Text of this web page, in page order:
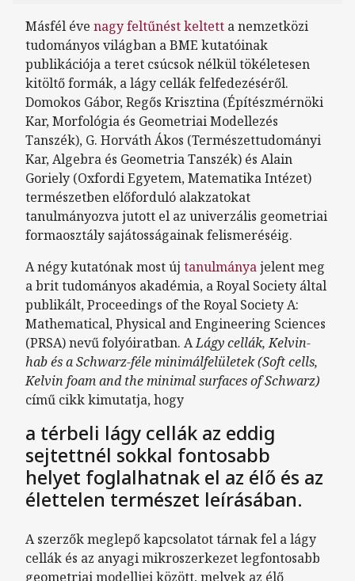
Másfél éve nagy feltűnést keltett a nemzetközi
tudományos világban a BME kutatóinak
publikációja a teret csúcsok nélkül tökéletesen
kitöltő formák, a lágy cellák felfedezéséről.
Domokos Gábor, Regős Krisztina (Építészmérnöki
Kar, Morfológia és Geometriai Modellezés
Tanszék), G. Horváth Ákos (Természettudományi
Kar, Algebra és Geometria Tanszék) és Alain
Goriely (Oxfordi Egyetem, Matematika Intézet)
természetben előforduló alakzatokat
tanulmányozva jutott el az univerzális geometriai
formaosztály sajátosságainak felismeréséig.
A négy kutatónak most új tanulmányajelent meg
a brit tudományos akadémia, a Royal Society által
publikált, Proceedings of the Royal Society A:
Mathematical, Physical and Engineering Sciences
(PRSA) nevű folyóiratban. ALágy cellák, Kelvin-
hab és a Schwarz-féle minimálfelületek(Soft cells,
Kelvin foam and the minimal surfaces of Schwarz)
című cikk kimutatja, hogy
a térbeli lágy cellák az eddig
sejtettnél sokkal fontosabb
helyet foglalhatnak el az élő és az
élettelen természet leírásában.
A szerzők meglepő kapcsolatot tárnak fel a lágy
cellák és az anyagi mikroszerkezet legfontosabb
geometriai modelljei között, melyek az élő